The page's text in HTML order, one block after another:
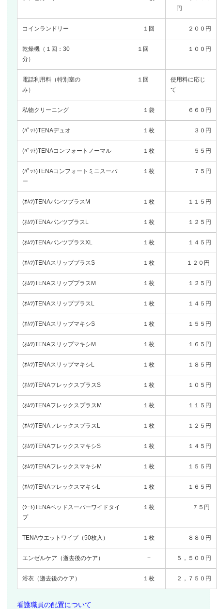
円
コインランドリー １回 ２００円
乾燥機（１回：30
分）
１回 １００円
電話利用料（特別室の
み）
１回
使用料に応じ
て
私物クリーニング １袋 ６６０円
(ﾊﾟｯﾄ)TENAデュオ １枚 ３０円
(ﾊﾟｯﾄ)TENAコンフォートノーマル １枚 ５５円
(ﾊﾟｯﾄ)TENAコンフォートミニスーパ
ー
１枚 ７５円
(ｵﾑﾂ)TENAパンツプラスM １枚 １１５円
(ｵﾑﾂ)TENAパンツプラスL １枚 １２５円
(ｵﾑﾂ)TENAパンツプラスXL １枚 １４５円
(ｵﾑﾂ)TENAスリッププラスS １枚 １２０円
(ｵﾑﾂ)TENAスリッププラスM １枚 １２５円
(ｵﾑﾂ)TENAスリッププラスL １枚 １４５円
(ｵﾑﾂ)TENAスリップマキシS １枚 １５５円
(ｵﾑﾂ)TENAスリップマキシM １枚 １６５円
(ｵﾑﾂ)TENAスリップマキシL １枚 １８５円
(ｵﾑﾂ)TENAフレックスプラスS １枚 １０５円
(ｵﾑﾂ)TENAフレックスプラスM １枚 １１５円
(ｵﾑﾂ)TENAフレックスプラスL １枚 １２５円
(ｵﾑﾂ)TENAフレックスマキシS １枚 １４５円
(ｵﾑﾂ)TENAフレックスマキシM １枚 １５５円
(ｵﾑﾂ)TENAフレックスマキシL １枚 １６５円
(ｼｰﾄ)TENAベッドスーパーワイドタイ
プ
１枚 ７５円
TENAウエットワイプ（50枚入） １枚 ８８０円
エンゼルケア（逝去後のケア） − ５，５００円
浴衣（逝去後のケア） １枚 ２，７５０円
看護職員の配置について